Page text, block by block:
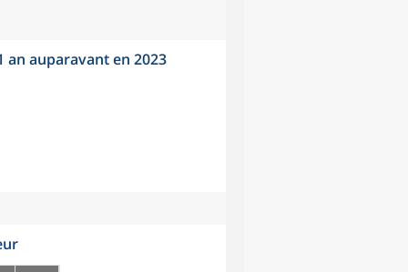
an auparavant en 2023